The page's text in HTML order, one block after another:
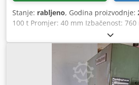
Stanje: rabljeno, Godina proizvodnje:
100 t Promjer: 40 mm Izbačenost:
8,5 kW Težina: 3.600 kg Dcedoyv
Pripremni stol - Nožna pedala